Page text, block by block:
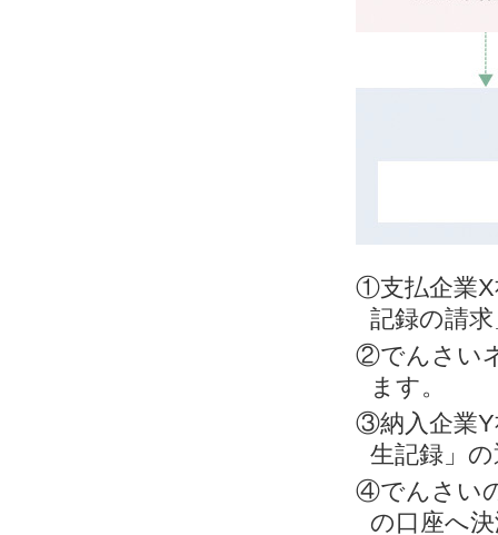
①支払企業X
記録の請
②でんさい
ます。
③納入企業Y
生記録」
④でんさい
の口座へ